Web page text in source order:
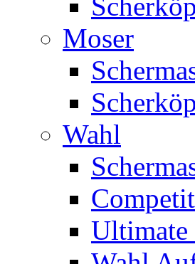
Moser
Wahl
Ultimate